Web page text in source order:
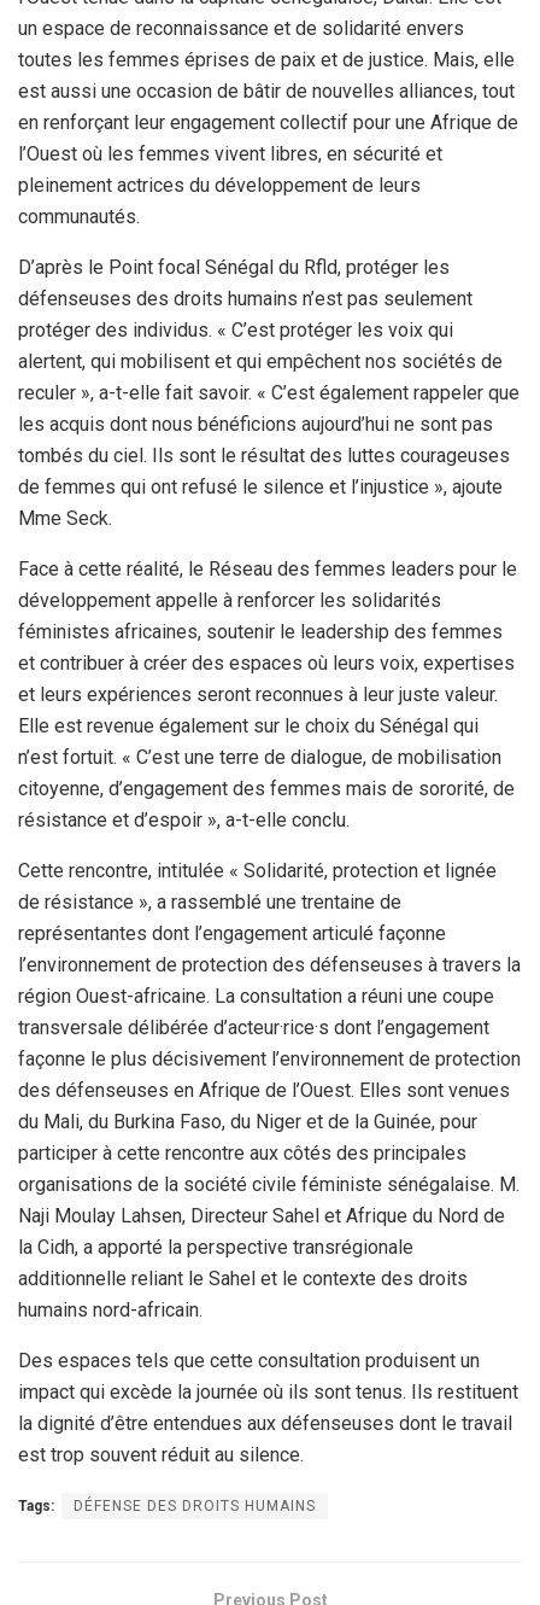
un espace de reconnaissance et de solidarité envers
toutes les femmes éprises de paix et de justice. Mais, elle
est aussi une occasion de bâtir de nouvelles alliances, tout
en renforçant leur engagement collectif pour une Afrique de
l’Ouest où les femmes vivent libres, en sécurité et
pleinement actrices du développement de leurs
communautés.
D’après le Point focal Sénégal du Rfld, protéger les
défenseuses des droits humains n’est pas seulement
protéger des individus. « C’est protéger les voix qui
alertent, qui mobilisent et qui empêchent nos sociétés de
reculer », a-t-elle fait savoir. « C’est également rappeler que
les acquis dont nous bénéficions aujourd’hui ne sont pas
tombés du ciel. Ils sont le résultat des luttes courageuses
de femmes qui ont refusé le silence et l’injustice », ajoute
Mme Seck.
Face à cette réalité, le Réseau des femmes leaders pour le
développement appelle à renforcer les solidarités
féministes africaines, soutenir le leadership des femmes
et contribuer à créer des espaces où leurs voix, expertises
et leurs expériences seront reconnues à leur juste valeur.
Elle est revenue également sur le choix du Sénégal qui
n’est fortuit. « C’est une terre de dialogue, de mobilisation
citoyenne, d’engagement des femmes mais de sororité, de
résistance et d’espoir », a-t-elle conclu.
Cette rencontre, intitulée « Solidarité, protection et lignée
de résistance », a rassemblé une trentaine de
représentantes dont l’engagement articulé façonne
l’environnement de protection des défenseuses à travers la
région Ouest-africaine. La consultation a réuni une coupe
transversale délibérée d’acteur·rice·s dont l’engagement
façonne le plus décisivement l’environnement de protection
des défenseuses en Afrique de l’Ouest. Elles sont venues
du Mali, du Burkina Faso, du Niger et de la Guinée, pour
participer à cette rencontre aux côtés des principales
organisations de la société civile féministe sénégalaise. M.
Naji Moulay Lahsen, Directeur Sahel et Afrique du Nord de
la Cidh, a apporté la perspective transrégionale
additionnelle reliant le Sahel et le contexte des droits
humains nord-africain.
Des espaces tels que cette consultation produisent un
impact qui excède la journée où ils sont tenus. Ils restituent
la dignité d’être entendues aux défenseuses dont le travail
est trop souvent réduit au silence.
Tags: DÉFENSE DES DROITS HUMAINS
Previous Post